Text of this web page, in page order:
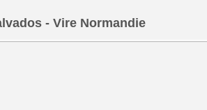
- Vire Normandie